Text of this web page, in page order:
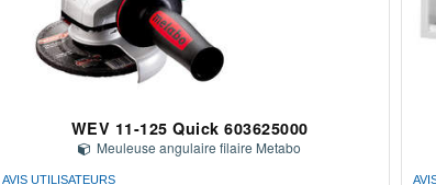
WEV 11-125 Quick 603625000
Meuleuse angulaire filaire Metabo
AVIS UTILISATEURS